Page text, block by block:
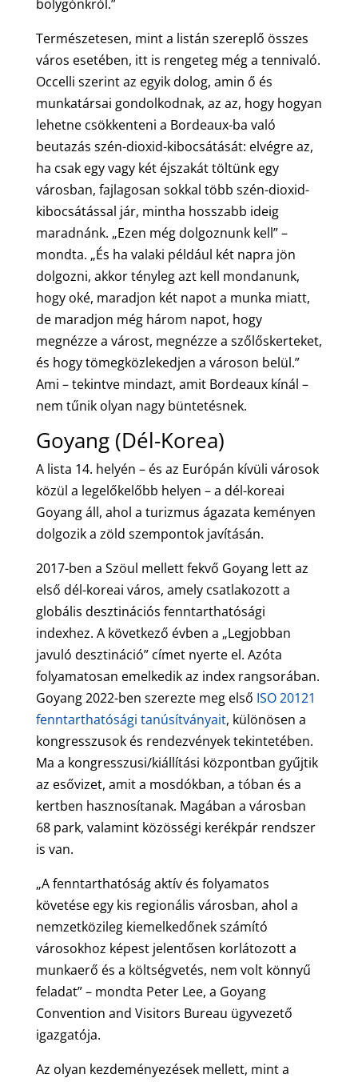
bolygónkról.”
Természetesen, mint a listán szereplő összes
város esetében, itt is rengeteg még a tennivaló.
Occelli szerint az egyik dolog, amin ő és
munkatársai gondolkodnak, az az, hogy hogyan
lehetne csökkenteni a Bordeaux-ba való
beutazás szén-dioxid-kibocsátását: elvégre az,
ha csak egy vagy két éjszakát töltünk egy
városban, fajlagosan sokkal több szén-dioxid-
kibocsátással jár, mintha hosszabb ideig
maradnánk. „Ezen még dolgoznunk kell” –
mondta. „És ha valaki például két napra jön
dolgozni, akkor tényleg azt kell mondanunk,
hogy oké, maradjon két napot a munka miatt,
de maradjon még három napot, hogy
megnézze a várost, megnézze a szőlőskerteket,
és hogy tömegközlekedjen a városon belül.”
Ami – tekintve mindazt, amit Bordeaux kínál –
nem tűnik olyan nagy büntetésnek.
Goyang (Dél-Korea)
A lista 14. helyén – és az Európán kívüli városok
közül a legelőkelőbb helyen – a dél-koreai
Goyang áll, ahol a turizmus ágazata keményen
dolgozik a zöld szempontok javításán.
2017-ben a Szöul mellett fekvő Goyang lett az
első dél-koreai város, amely csatlakozott a
globális desztinációs fenntarthatósági
indexhez. A következő évben a „Legjobban
javuló desztináció” címet nyerte el. Azóta
folyamatosan emelkedik az index rangsorában.
Goyang 2022-ben szerezte meg első ISO 20121
fenntarthatósági tanúsítványait, különösen a
kongresszusok és rendezvények tekintetében.
Ma a kongresszusi/kiállítási központban gyűjtik
az esővizet, amit a mosdókban, a tóban és a
kertben hasznosítanak. Magában a városban
68 park, valamint közösségi kerékpár rendszer
is van.
„A fenntarthatóság aktív és folyamatos
követése egy kis regionális városban, ahol a
nemzetközileg kiemelkedőnek számító
városokhoz képest jelentősen korlátozott a
munkaerő és a költségvetés, nem volt könnyű
feladat” – mondta Peter Lee, a Goyang
Convention and Visitors Bureau ügyvezető
igazgatója.
Az olyan kezdeményezések mellett, mint a